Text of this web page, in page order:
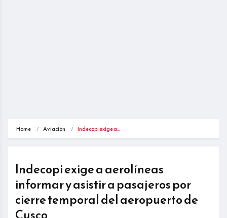
Home Aviación Indecopi exige a…
Indecopi exige a aerolíneas
informar y asistir a pasajeros por
cierre temporal del aeropuerto de